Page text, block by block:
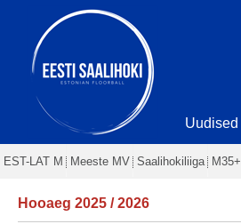
Uudised
EST-LAT M Meeste MV Saalihokiliiga M35+
Hooaeg 2025 / 2026